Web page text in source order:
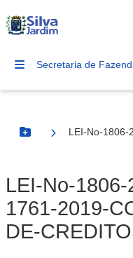
Secretaria de
Botão Menu
LEI-No-1806-
LEI-No-
1761-2019-
DE-